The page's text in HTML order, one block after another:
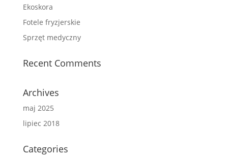
Ekoskora
Fotele fryzjerskie
Sprzęt medyczny
Recent Comments
Archives
maj 2025
lipiec 2018
Categories